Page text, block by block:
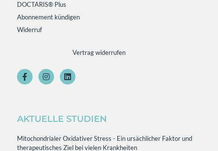
DOCTARIS® Plus
Abonnement kündigen
Widerruf
Vertrag widerrufen
AKTUELLE STUDIEN
Mitochondrialer Oxidativer Stress - Ein ursächlicher Faktor und
therapeutisches Ziel bei vielen Krankheiten